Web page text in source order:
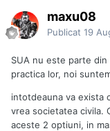
maxu08
Publicat 19
SUA nu este parte
practica lor, noi
intotdeauna va exista
vrea societatea civila.
aceste 2 optiuni, in